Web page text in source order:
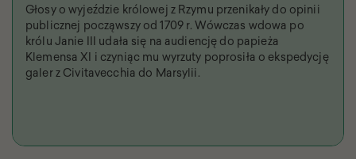
Głosy o wyjeździe królowej z Rzymu przenikały do opinii
publicznej począwszy od 1709 r. Wówczas wdowa po
królu Janie III udała się na audiencję do papieża
Klemensa XI i czyniąc mu wyrzuty poprosiła o ekspedycję
galer z Civitavecchia do Marsylii.